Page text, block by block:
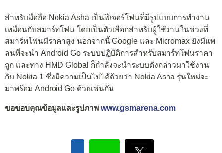
สำหรับมือถือ Nokia Asha เป็นฟีเจอร์โฟนที่มีรูปแบบการทำงาน
เหมือนกับสมาร์ทโฟน โดยเป็นตัวเลือกสำหรับผู้ใช้งานในช่วงที่
สมาร์ทโฟนมีราคาสูง นอกจากนี้ Google และ Micromax ยังมีแพ
ลนที่จะนำ Android Go ระบบปฏิบัติการสำหรับสมาร์ทโฟนราคา
ถูก และทาง HMD Global ก็กำลังจะนำระบบดังกล่าวมาใช้งาน
กับ Nokia 1 ซึ่งมีความเป็นไปได้ด้วยว่า Nokia Asha รุ่นใหม่จะ
มาพร้อม Android Go ด้วยเช่นกัน
ขอขอบคุณข้อมูลและรูปภาพ www.gsmarena.com